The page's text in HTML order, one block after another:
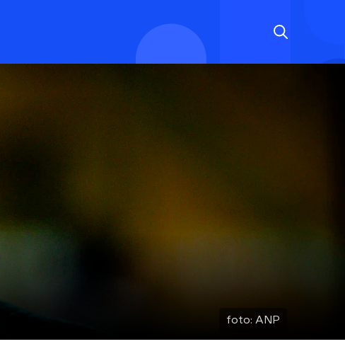
foto: ANP